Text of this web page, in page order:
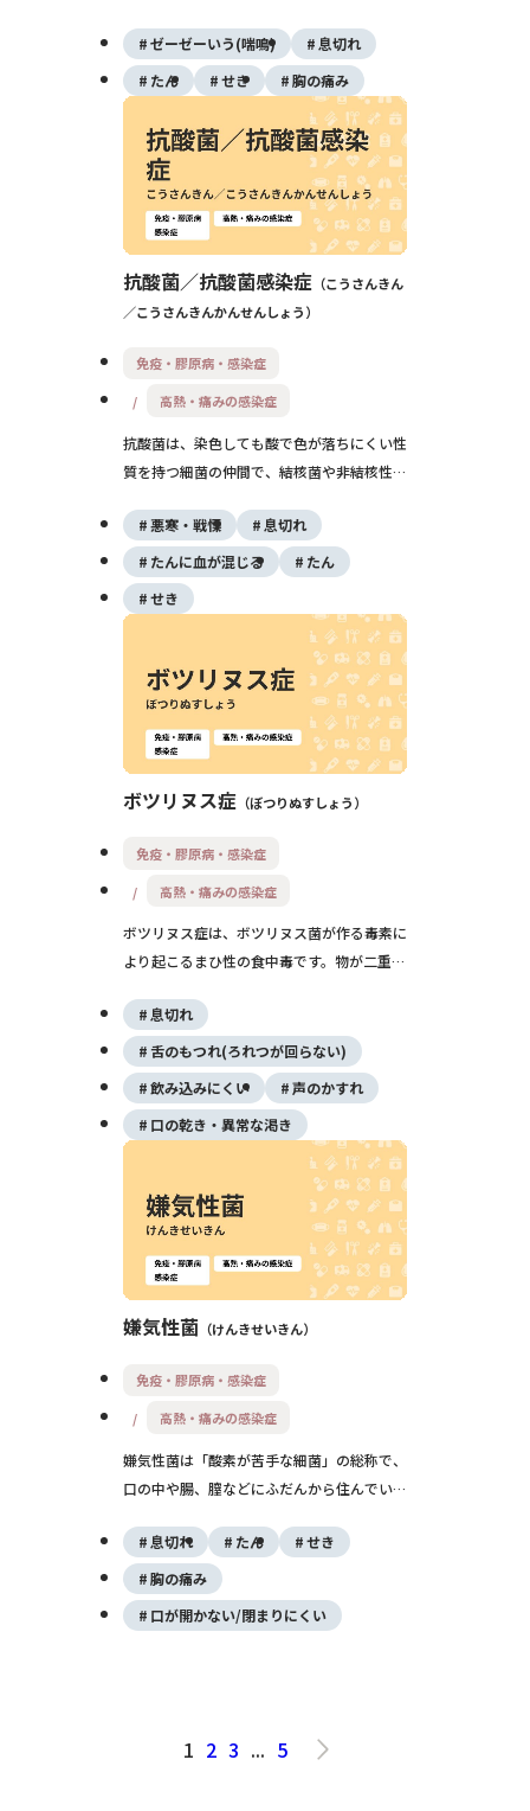
です。発熱やだるさのあとに長引く乾いた咳
が出ることが多く、多くは自然に治ります
が、肺炎に進行した場合は抗菌薬による治療
が必要になります。
ゼーゼーいう(喘鳴)
息切れ
たん
せき 胸の痛み
抗酸菌／抗酸菌感染症
こうさんきん
／こうさんきんかんせんしょう
免疫・膠原病・感染症
高熱・痛みの感染症
抗酸菌は、染色しても酸で色が落ちにくい性
質を持つ細菌の仲間で、結核菌や非結核性抗
や痰、血痰などを起こすことが多く、ゆっく
り進行する一方、適切な検査と長期治療が必
要になる病気です。
悪寒・戦慄
息切れ
たんに血が混じる
たん
せき
ボツリヌス症 ぼつりぬすしょう
免疫・膠原病・感染症
高熱・痛みの感染症
ボツリヌス症は、ボツリヌス菌が作る毒素に
より起こるまひ性の食中毒です。物が二重に
息苦しいなどの症状が出たときは、すぐに医
療機関を受診することが大切です。
息切れ
舌のもつれ(ろれつが回らない)
飲み込みにくい
声のかすれ
口の乾き・異常な渇き
嫌気性菌 けんきせいきん
免疫・膠原病・感染症
高熱・痛みの感染症
嫌気性菌は「酸素が苦手な細菌」の総称で、
口の中や腸、膣などにふだんから住んでいる
つき深い部分に入り込むと、膿瘍（うみのた
まり）や肺膿瘍、腹膜炎、骨盤内感染症、ガ
ス壊疽など、重い感染症の原因になることが
あります。早期の受診と、適切な抗菌薬と膿
息切れ たん
せき
胸の痛み
口が開かない/閉まりにくい
1 2 3 ... 5